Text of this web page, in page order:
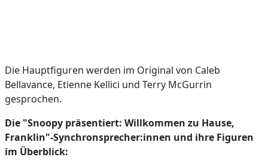
Die Hauptfiguren werden im Original von Caleb
Bellavance, Etienne Kellici und Terry McGurrin
gesprochen.
Die "Snoopy präsentiert: Willkommen zu Hause,
Franklin"-Synchronsprecher:innen und ihre Figuren
im Überblick: